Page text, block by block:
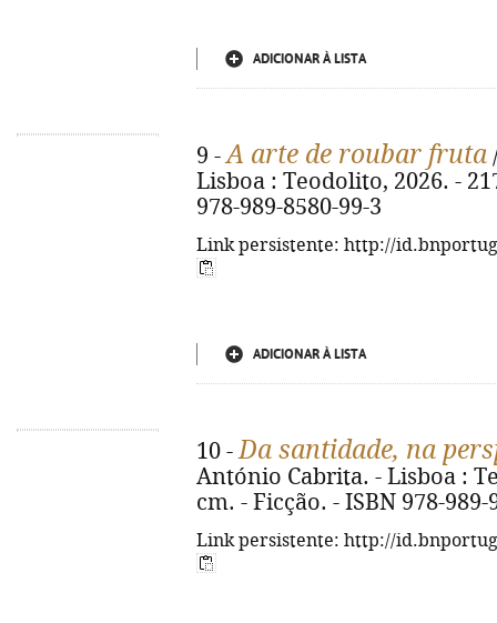
ADICIONAR À LISTA
9 -A arte de roubar fruta
Lisboa : Teodolito, 2026. -
978-989-8580-99-3
Link persistente: http://
ADICIONAR À LISTA
10 -Da santidade, na
António Cabrita. - Lisboa :
cm. - Ficção. - ISBN 978-989-
Link persistente: http://